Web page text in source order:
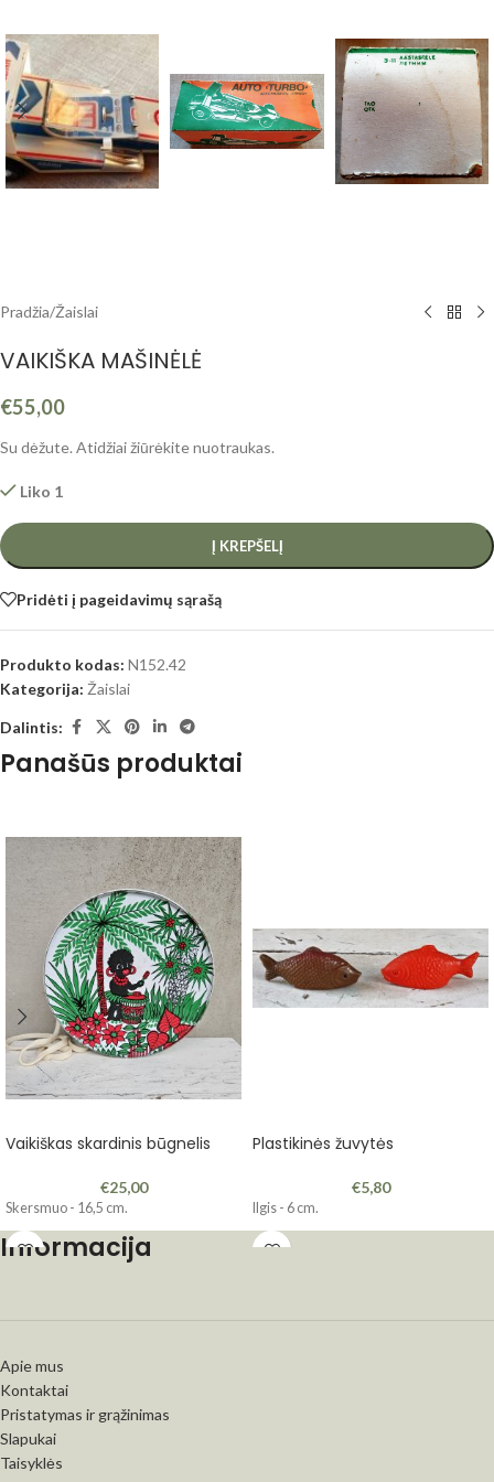
Pradžia/Žaislai
VAIKIŠKA MAŠINĖLĖ
€55,00
Su dėžute. Atidžiai žiūrėkite nuotraukas.
Liko 1
Į KREPŠELĮ
Pridėti į pageidavimų sąrašą
Produkto kodas: N152.42
Kategorija: Žaislai
Dalintis:
Panašūs produktai
Vaikiškas skardinis būgnelis
€25,00
Skersmuo - 16,5 cm.
Plastikinės žuvytės
€5,80
Ilgis - 6 cm.
Informacija
Apie mus
Kontaktai
Pristatymas ir grąžinimas
Slapukai
Taisyklės